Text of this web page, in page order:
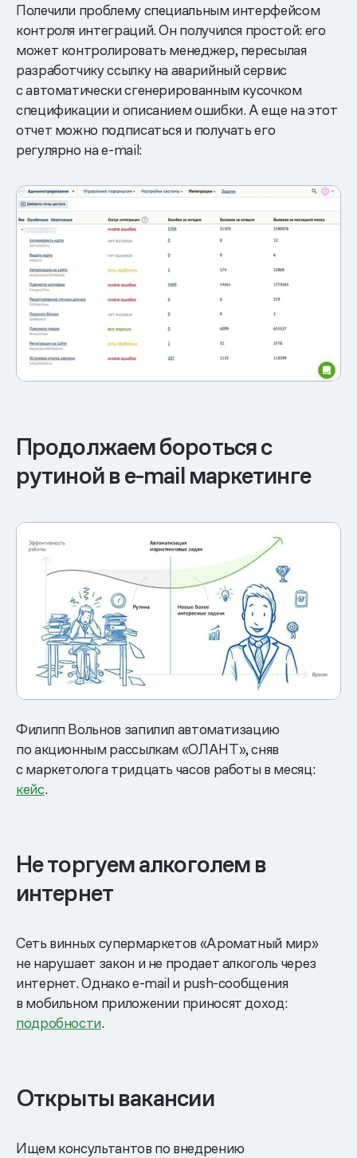
Полечили проблему специальным интерфейсом
контроля интеграций. Он получился простой: его
может контролировать менеджер, пересылая
разработчику ссылку на аварийный сервис
с автоматически сгенерированным кусочком
спецификации и описанием ошибки. А еще на этот
отчет можно подписаться и получать его
регулярно на e-mail:
Продолжаем бороться с
рутиной в e-mail маркетинге
Филипп Вольнов запилил автоматизацию
по акционным рассылкам «ОЛАНТ», сняв
с маркетолога тридцать часов работы в месяц:
кейс.
Не торгуем алкоголем в
интернет
Сеть винных супермаркетов «Ароматный мир»
не нарушает закон и не продает алкоголь через
интернет. Однако е-mail и push-сообщения
в мобильном приложении приносят доход:
подробности.
Открыты вакансии
Ищем консультантов по внедрению